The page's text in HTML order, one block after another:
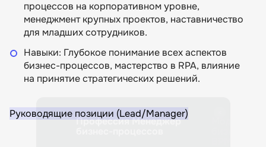
процессов на корпоративном уровне,
менеджмент крупных проектов, наставничество
для младших сотрудников.
Навыки: Глубокое понимание всех аспектов
бизнес-процессов, мастерство в RPA, влияние
на принятие стратегических решений.
Руководящие позиции (Lead/Manager)
Профессия Менеджер